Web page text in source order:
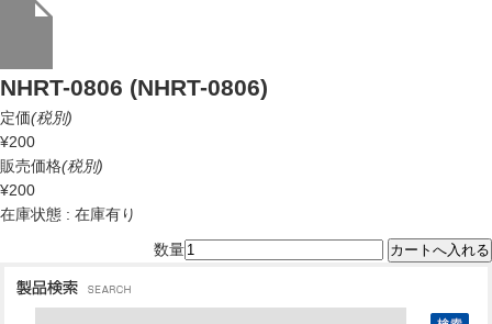
NHRT-0806 (NHRT-0806)
定価(税別)
¥200
販売価格(税別)
¥200
在庫状態 : 在庫有り
数量